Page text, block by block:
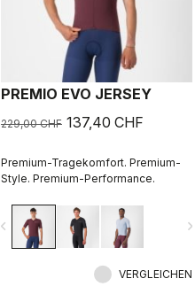
PREMIO EVO JERSEY
229,00 CHF 137,40 CHF
Premium-Tragekomfort. Premium-
Style. Premium-Performance.
navigate_before
VERGLEICHEN